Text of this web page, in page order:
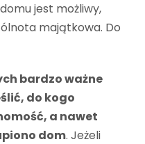
jest możliwy,
majątkowa. Do
bardzo ważne
do kogo
a nawet
dom. Jeżeli